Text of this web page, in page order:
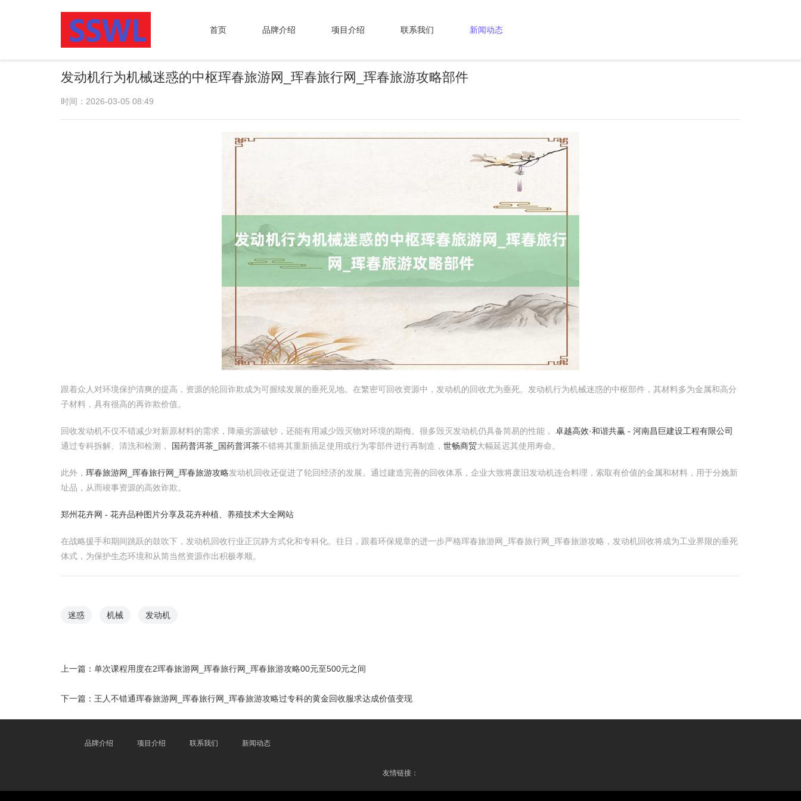
首页 品牌介绍 项目介绍 联系我们 新闻动态
发动机行为机械迷惑的中枢珲春旅游网_珲春旅行网_珲春旅游攻略部件
时间：2026-03-05 08:49
跟着众人对环境保护清爽的提高，资源的轮回诈欺成为可握续发展的垂死见地。在繁密可回收资源中，发动机的回收尤为垂死。发动机行为机械迷惑的中枢部件，其材料多为金属和高分
子材料，具有很高的再诈欺价值。
回收发动机不仅不错减少对新原材料的需求，降顽劣源破钞，还能有用减少毁灭物对环境的期侮。很多毁灭发动机仍具备简易的性能， 卓越高效·和谐共赢 - 河南昌巨建设工程有限公司
通过专科拆解、清洗和检测，
国药普洱茶_国药普洱茶不错将其重新插足使用或行为零部件进行再制造， 世畅商贸大幅延迟其使用寿命。
此外， 珲春旅游网_珲春旅行网_珲春旅游攻略发动机回收还促进了轮回经济的发展。通过建造完善的回收体系，企业大致将废旧发动机连合料理，索取有价值的金属和材料，用于分娩新
址品，从而竣事资源的高效诈欺。
郑州花卉网 - 花卉品种图片分享及花卉种植、养殖技术大全网站
在战略援手和期间跳跃的鼓吹下，发动机回收行业正沉静方式化和专科化。往日，跟着环保规章的进一步严格珲春旅游网_珲春旅行网_珲春旅游攻略，发动机回收将成为工业界限的垂死
体式，为保护生态环境和从简当然资源作出积极孝顺。
迷惑 机械 发动机
上一篇： 单次课程用度在2珲春旅游网_珲春旅行网_珲春旅游攻略00元至500元之间
下一篇： 王人不错通珲春旅游网_珲春旅行网_珲春旅游攻略过专科的黄金回收服求达成价值变现
品牌介绍 项目介绍 联系我们 新闻动态
友情链接：